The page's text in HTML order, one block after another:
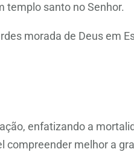
templo santo no Senhor.
morada de Deus em
enfatizando a
compreender melhor a